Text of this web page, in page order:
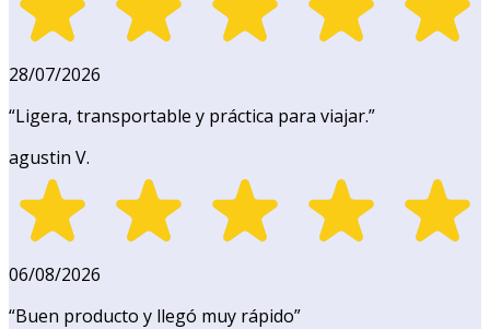
28/07/2026
“Ligera, transportable y práctica para viajar.”
agustin V.
06/08/2026
“Buen producto y llegó muy rápido”